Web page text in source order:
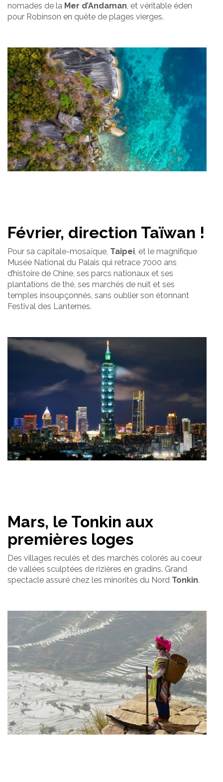
nomades de la Mer d’Andaman, et véritable éden
pour Robinson en quête de plages vierges.
Février, direction Taïwan !
Pour sa capitale-mosaïque, Taipei , et le magnifique
Musée National du Palais qui retrace 7000 ans
d’histoire de Chine, ses parcs nationaux et ses
plantations de thé, ses marchés de nuit et ses
temples insoupçonnés, sans oublier son étonnant
Festival des Lanternes.
Mars, le Tonkin aux
premières loges
Des villages reculés et des marchés colorés au coeur
de vallées sculptées de rizières en gradins. Grand
spectacle assuré chez les minorités du Nord Tonkin.